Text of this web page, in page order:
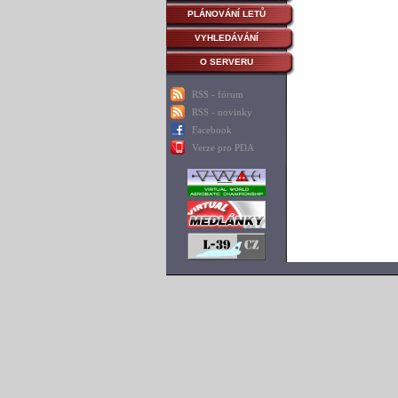
PLÁNOVÁNÍ LETŮ
VYHLEDÁVÁNÍ
O SERVERU
RSS - fórum
RSS - novinky
Facebook
Verze pro PDA